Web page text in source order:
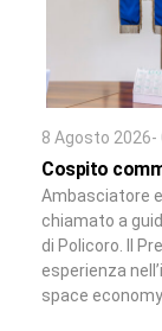
8 Agosto 2026-
Cospito
Ambasciatore
chiamato a
di Policoro. Il
esperienza
space